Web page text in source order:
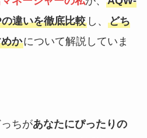
の違いを徹底比較し、 どち
かについて解説していま
ちがあなたにぴったりの